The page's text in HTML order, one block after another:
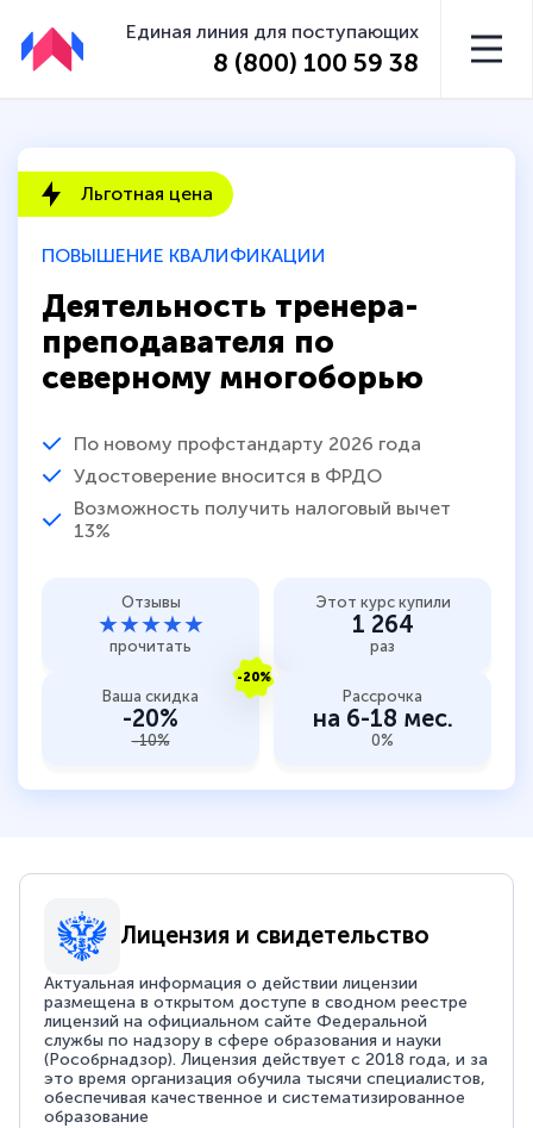
Единая линия для поступающих
8 (800) 100 59 38
ПОВЫШЕНИЕ КВАЛИФИКАЦИИ
Деятельность тренера-
преподавателя по
северному многоборью
По новому профстандарту 2026 года
Удостоверение вносится в ФРДО
Возможность получить налоговый вычет
13%
Льготная цена
Отзывы
★★★★★
прочитать
Этот курс купили
1 264
раз
-20%
Ваша скидка
-20%
-10%
Рассрочка
на 6-18 мес.
0%
Лицензия и свидетельство
Актуальная информация о действии лицензии
размещена в открытом доступе в сводном реестре
лицензий на официальном сайте Федеральной
службы по надзору в сфере образования и науки
(Рособрнадзор). Лицензия действует с 2018 года, и за
это время организация обучила тысячи специалистов,
обеспечивая качественное и систематизированное
образование